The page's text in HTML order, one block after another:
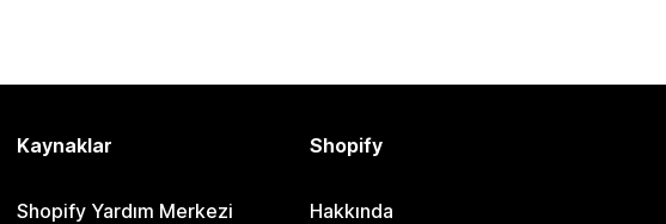
Kaynaklar
Shopify Yardım Merkezi
Shopify
Hakkında